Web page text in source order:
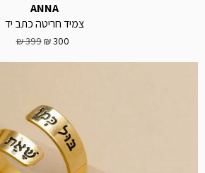
ANNA
צמיד חריטה כתב יד
300 ₪
399 ₪